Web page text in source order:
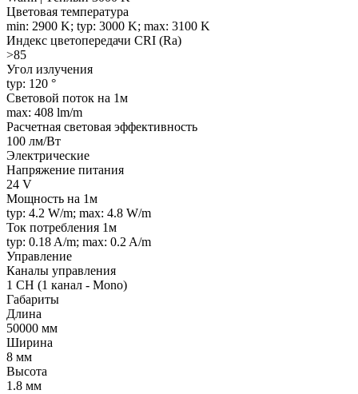
Цветовая температура
min: 2900 K; typ: 3000 K; max: 3100 K
Индекс цветопередачи CRI (Ra)
>85
Угол излучения
typ: 120 °
Световой поток на 1м
max: 408 lm/m
Расчетная световая эффективность
100 лм/Вт
Электрические
Напряжение питания
24 V
Мощность на 1м
typ: 4.2 W/m; max: 4.8 W/m
Ток потребления 1м
typ: 0.18 A/m; max: 0.2 A/m
Управление
Каналы управления
1 CH (1 канал - Mono)
Габариты
Длина
50000 мм
Ширина
8 мм
Высота
1.8 мм